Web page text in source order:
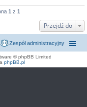
1 z 1
Przejdź do
Zespół administracyjny
© phpBB Limited
phpBB.pl